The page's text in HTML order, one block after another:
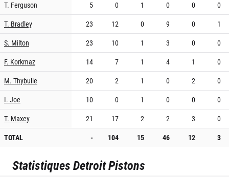
T. Ferguson
5 0 1 0 0
0
T. Bradley
23 12 0 9 0
1
S. Milton
23 10 1 3 0
0
F. Korkmaz
14 7 1 4 1
0
M. Thybulle
20 2 1 0 2
0
I. Joe
10 0 1 0 0
0
T. Maxey
21 17 2 2 3
0
TOTAL
- 104 15 46 12 3
StatistiquesDetroit Pistons